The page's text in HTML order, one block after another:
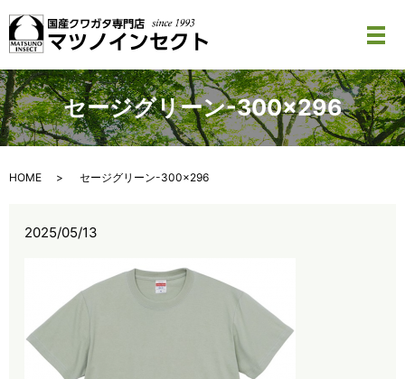
メ
セージグリーン-300×296
HOME セージグリーン-300×296
2025/05/13